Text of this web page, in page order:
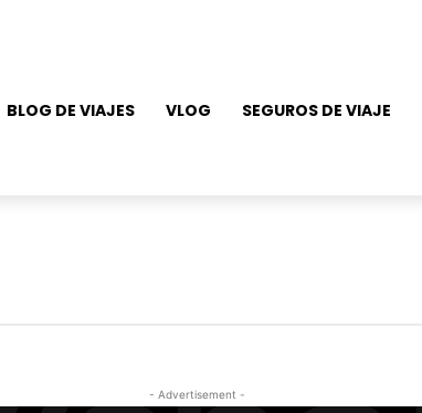
BLOG DE VIAJES VLOG SEGUROS DE VIAJE
- Advertisement -